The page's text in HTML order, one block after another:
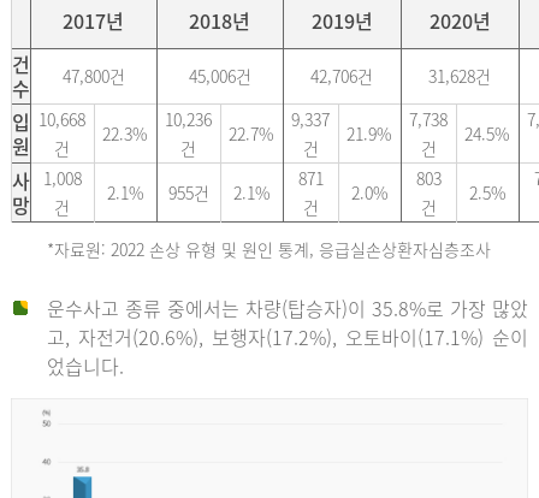
2017년 2018년 2019년
2020년
건
수
47,800건 45,006건 42,706건 31,628건
입
원
10,668
건
22.3%
10,236
건
22.7%
9,337
건
21.9%
7,738
건
24.5%
사
망
1,008
건
2.1% 955건 2.1%
871
건
2.0%
803
건
2.5%
*자료원: 2022 손상 유형 및 원인 통계, 응급실손상환자심층조사
운수사고 종류 중에서는 차량(탑승자)이 35.8%로 가장 많았
고, 자전거(20.6%), 보행자(17.2%), 오토바이(17.1%) 순이
었습니다.